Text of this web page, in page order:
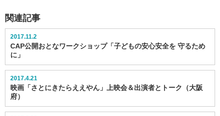
関連記事
2017.11.2
CAP公開おとなワークショップ「子どもの安心安全を 守るため
に」
2017.4.21
映画「さとにきたらええやん」上映会＆出演者とトーク（大阪
府）